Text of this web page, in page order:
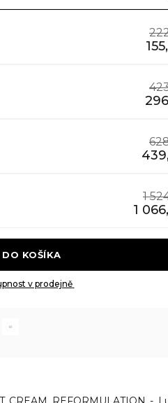
1
1
Ověřit dostupnost v prodejně